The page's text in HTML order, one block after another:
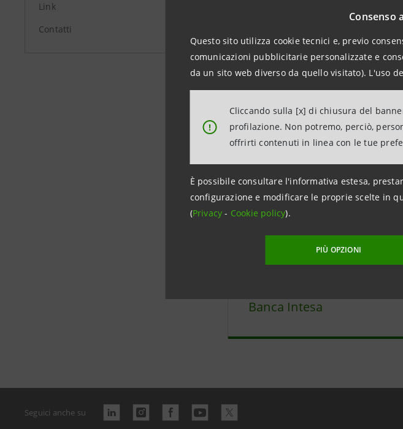
Consenso
Questo sito utilizza cookie tecnici e, previo
comunicazioni pubblicitarie personalizzate e
da un sito web diverso da quello visitato). L'uso
!
Cliccando sulla [x] di chiusura del
profilazione. Non potremo, perciò,
offrirti contenuti in linea con le tue
È possibile consultare l'informativa estesa,
configurazione e modificare le proprie scelte in
(Privacy- Cookie policy).
PIÙ OPZIONI
Link
Contatti
Obbligazioni
Tasso Fisso, o a Tasso
01/08/2008
Avviso di pubblicazione
Obbligazioni a Tasso
Tasso Variabile;
Data ultimo aggiornamento 16 dicembre 2010
Banca Intesa
Seguici anche su